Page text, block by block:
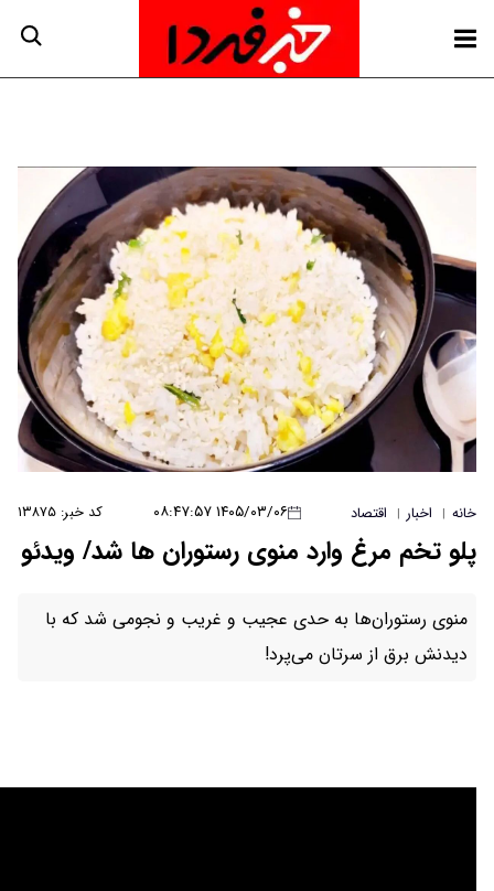
۱۴۰۵/۰۳/۰۶ ۰۸:۴۷:۵۷ کد خبر: ۱۳۸۷۵
منوی رستوران ها شد/ ویدئو
عجیب و غریب و نجومی شد که با